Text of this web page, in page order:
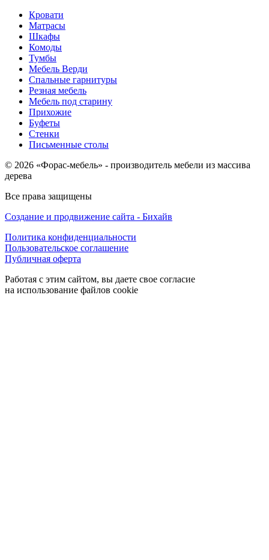
Кровати
Матрасы
Шкафы
Комоды
Тумбы
Мебель Верди
Спальные гарнитуры
Резная мебель
Мебель под старину
Прихожие
Буфеты
Стенки
Письменные столы
© 2026 «Форас-мебель» - производитель мебели из массива
дерева
Все права защищены
Создание и продвижение сайта - Бихайв
Политика конфиденциальности
Пользовательское соглашение
Публичная оферта
Работая с этим сайтом, вы даете свое согласие
на использование файлов cookie